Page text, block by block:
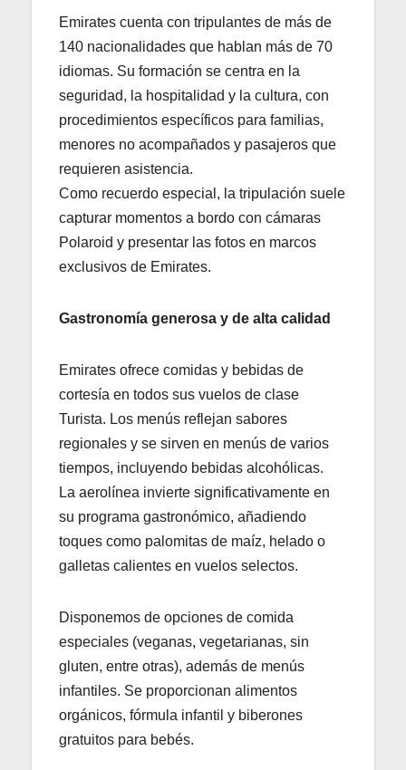
Emirates cuenta con tripulantes de más de
140 nacionalidades que hablan más de 70
idiomas. Su formación se centra en la
seguridad, la hospitalidad y la cultura, con
procedimientos específicos para familias,
menores no acompañados y pasajeros que
requieren asistencia.
Como recuerdo especial, la tripulación suele
capturar momentos a bordo con cámaras
Polaroid y presentar las fotos en marcos
exclusivos de Emirates.
Gastronomía generosa y de alta calidad
Emirates ofrece comidas y bebidas de
cortesía en todos sus vuelos de clase
Turista. Los menús reflejan sabores
regionales y se sirven en menús de varios
tiempos, incluyendo bebidas alcohólicas.
La aerolínea invierte significativamente en
su programa gastronómico, añadiendo
toques como palomitas de maíz, helado o
galletas calientes en vuelos selectos.
Disponemos de opciones de comida
especiales (veganas, vegetarianas, sin
gluten, entre otras), además de menús
infantiles. Se proporcionan alimentos
orgánicos, fórmula infantil y biberones
gratuitos para bebés.